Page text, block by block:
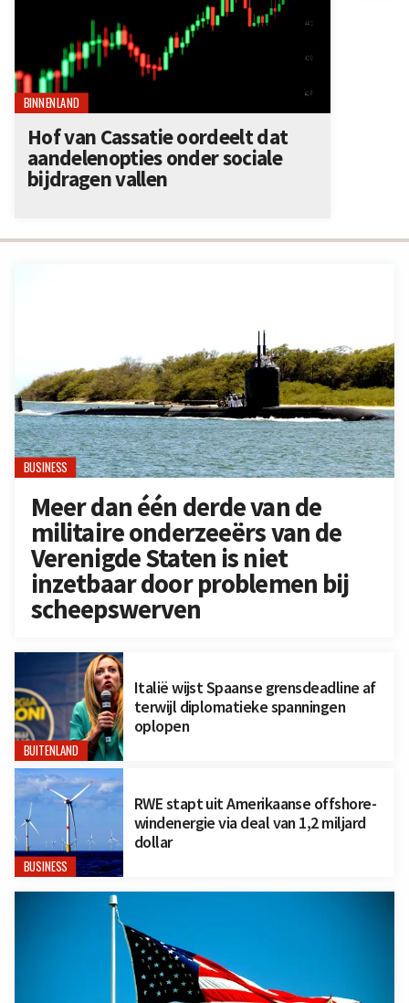
BUSINESS
Meer dan één derde van de
militaire onderzeeërs van de
Verenigde Staten is niet
inzetbaar door problemen bij
scheepswerven
BUITENLAND
Italië wijst Spaanse grensdeadline af
terwijl diplomatieke spanningen
oplopen
BUSINESS
RWE stapt uit Amerikaanse offshore-
windenergie via deal van 1,2 miljard
dollar
BINNENLAND
Hof van Cassatie oordeelt dat
aandelenopties onder sociale
bijdragen vallen